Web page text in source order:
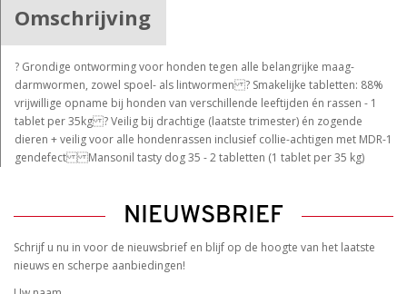
Omschrijving
? Grondige ontworming voor honden tegen alle belangrijke maag-
darmwormen, zowel spoel- als lintwormen ? Smakelijke tabletten: 88%
vrijwillige opname bij honden van verschillende leeftijden én rassen - 1
tablet per 35kg ? Veilig bij drachtige (laatste trimester) én zogende
dieren + veilig voor alle hondenrassen inclusief collie-achtigen met MDR-1
gendefect Mansonil tasty dog 35 - 2 tabletten (1 tablet per 35 kg)
NIEUWSBRIEF
Schrijf u nu in voor de nieuwsbrief en blijf op de hoogte van het laatste
nieuws en scherpe aanbiedingen!